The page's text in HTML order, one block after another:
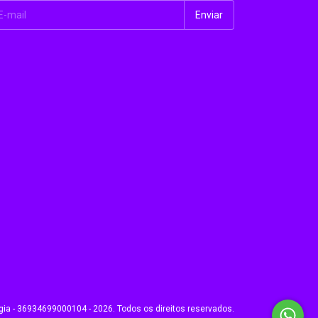
- 36934699000104 - 2026. Todos os direitos reservados.